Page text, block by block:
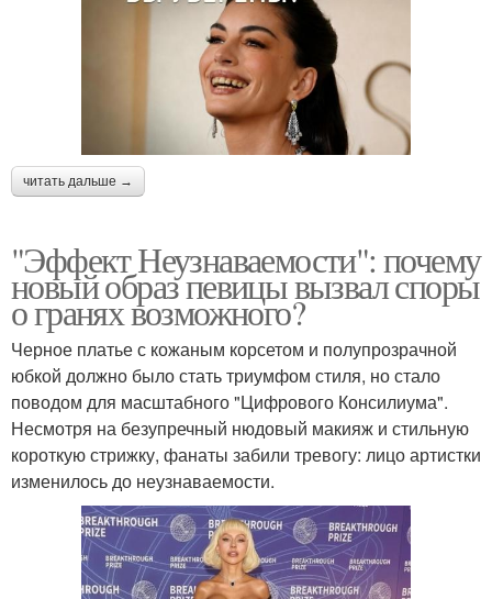
читать дальше →
"Эффект Неузнаваемости": почему
новый образ певицы вызвал споры
о гранях возможного?
Черное платье с кожаным корсетом и полупрозрачной
юбкой должно было стать триумфом стиля, но стало
поводом для масштабного "Цифрового Консилиума".
Несмотря на безупречный нюдовый макияж и стильную
короткую стрижку, фанаты забили тревогу: лицо артистки
изменилось до неузнаваемости.